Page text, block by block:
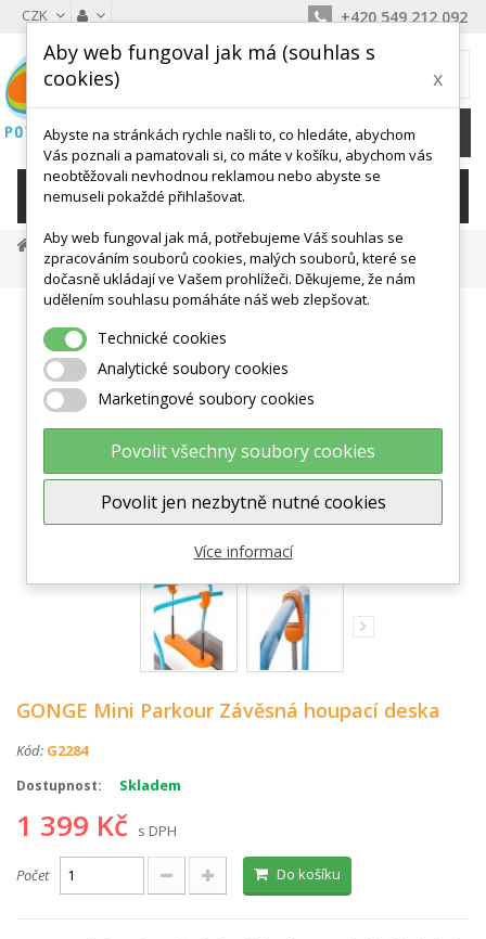
CZK +420 549 212 092
0 Kč
KATEGORIE
Překážkové Dráhy
Překážkové Sety
GONGE Mini Parkour Závěsná Houpací Deska
Zobrazit větší
GONGE Mini Parkour Závěsná houpací deska
Kód: G2284
Dostupnost: Skladem
1 399 Kč s DPH
Počet Do košíku
Aby web fungoval jak má (souhlas s
cookies)
x
Abyste na stránkách rychle našli to, co hledáte, abychom
Vás poznali a pamatovali si, co máte v košíku, abychom vás
neobtěžovali nevhodnou reklamou nebo abyste se
nemuseli pokaždé přihlašovat.
Aby web fungoval jak má, potřebujeme Váš souhlas se
zpracováním souborů cookies, malých souborů, které se
dočasně ukládají ve Vašem prohlížeči. Děkujeme, že nám
udělením souhlasu pomáháte náš web zlepšovat.
Technické cookies
Analytické soubory cookies
Marketingové soubory cookies
Povolit všechny soubory cookies
Povolit jen nezbytně nutné cookies
Více informací